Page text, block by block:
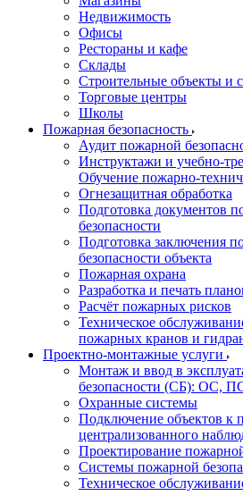
Недвижимость
Офисы
Рестораны и кафе
Склады
Строительные объекты и
Торговые центры
Школы
Пожарная безопасность
Аудит пожарной
Инструктажи и учебно-
Обучение пожарно-
Огнезащитная обработка
Подготовка документов
безопасности
Подготовка заключения
безопасности объекта
Пожарная охрана
Разработка и печать
Расчёт пожарных рисков
Техническое
пожарных кранов и
Проектно-монтажные услуги
Монтаж и ввод в
безопасности (СБ): ОС,
Охранные системы
Подключение объектов к
централизованного
Проектирование
Системы пожарной
Техническое